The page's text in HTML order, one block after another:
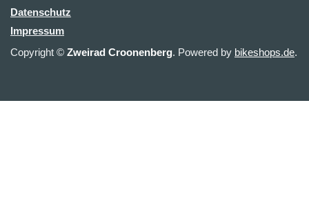
Datenschutz
Impressum
Copyright © Zweirad Croonenberg. Powered by bikeshops.de.